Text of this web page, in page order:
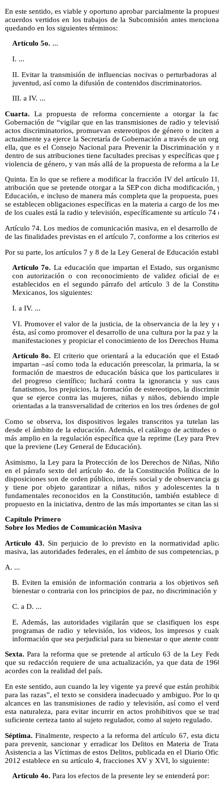
En este sentido, es viable y oportuno aprobar parcialmente la
acuerdos vertidos en los trabajos de la Subcomisión antes
quedando en los siguientes términos:
Artículo 5o. ...
I. ...
II. Evitar la transmisión de influencias nocivas o perturbadoras
juventud, así como la difusión de contenidos discriminatorios.
III. a IV. ...
Cuarta.La propuesta de reforma concerniente a otorgar la
Gobernación de “vigilar que en las transmisiones de radio y
actos discriminatorios, promuevan estereotipos de género o inciten
actualmente ya ejerce la Secretaría de Gobernación a través de un
ella, que es el Consejo Nacional para Prevenir la Discriminación y
dentro de sus atribuciones tiene facultades precisas y específicas
violencia de género, y van más allá de la propuesta de reforma a la
Quinta. En lo que se refiere a modificar la fracción IV del artículo
atribución que se pretende otorgar a la SEP con dicha modificación,
Educación, e incluso de manera más completa que la propuesta,
se establecen obligaciones específicas en la materia a cargo de los
de los cuales está la radio y televisión, específicamente su artículo 74
Artículo 74. Los medios de comunicación masiva, en el desarrollo
de las finalidades previstas en el artículo 7, conforme a los criterios
Por su parte, los artículos 7 y 8 de la Ley General de Educación
Artículo 7o. La educación que impartan el Estado, sus
con autorización o con reconocimiento de validez oficial de
establecidos en el segundo párrafo del artículo 3 de la
Mexicanos, los siguientes:
I. a IV. ...
VI. Promover el valor de la justicia, de la observancia de la ley y
ésta, así como promover el desarrollo de una cultura por la paz y
manifestaciones y propiciar el conocimiento de los Derechos
Artículo 8o.El criterio que orientará a la educación que el
impartan –así como toda la educación preescolar, la primaria, la
formación de maestros de educación básica que los particulares
del progreso científico; luchará contra la ignorancia y sus
fanatismos, los prejuicios, la formación de estereotipos, la
que se ejerce contra las mujeres, niñas y niños, debiendo
orientadas a la transversalidad de criterios en los tres órdenes de
Como se observa, los dispositivos legales transcritos ya tutelan
desde el ámbito de la educación. Además, el catálogo de actitudes
más amplio en la regulación específica que la reprime (Ley para
que la previene (Ley General de Educación).
Asimismo, la Ley para la Protección de los Derechos de Niñas,
en el párrafo sexto del artículo 4o. de la Constitución Política de
disposiciones son de orden público, interés social y de observancia
y tiene por objeto garantizar a niñas, niños y adolescentes la
fundamentales reconocidos en la Constitución, también establece
propuesto en la iniciativa, dentro de las más importantes se citan las
Capítulo Primero
Sobre los Medios de Comunicación Masiva
Artículo 43. Sin perjuicio de lo previsto en la normatividad
masiva, las autoridades federales, en el ámbito de sus competencias,
A. ...
B. Eviten la emisión de información contraria a los objetivos
bienestar o contraria con los principios de paz, no discriminación y
C. a D. ...
E. Además, las autoridades vigilarán que se clasifiquen los
programas de radio y televisión, los videos, los impresos y
información que sea perjudicial para su bienestar o que atente
Sexta.Para la reforma que se pretende al artículo 63 de la Ley
que su redacción requiere de una actualización, ya que data de
acordes con la realidad del país.
En este sentido, aun cuando la ley vigente ya prevé que están
para las razas”, el texto se considera inadecuado y ambiguo. Por lo
alcances en las transmisiones de radio y televisión, así como el
esta naturaleza, para evitar incurrir en actos prohibitivos que se
suficiente certeza tanto al sujeto regulador, como al sujeto regulado.
Séptima.Finalmente, respecto a la reforma del artículo 67, esta
para prevenir, sancionar y erradicar los Delitos en Materia de
Asistencia a las Víctimas de estos Delitos, publicada en el Diario
2012 establece en su artículo 4, fracciones XV y XVI, lo siguiente:
Artículo 4o. Para los efectos de la presente ley se entenderá por: